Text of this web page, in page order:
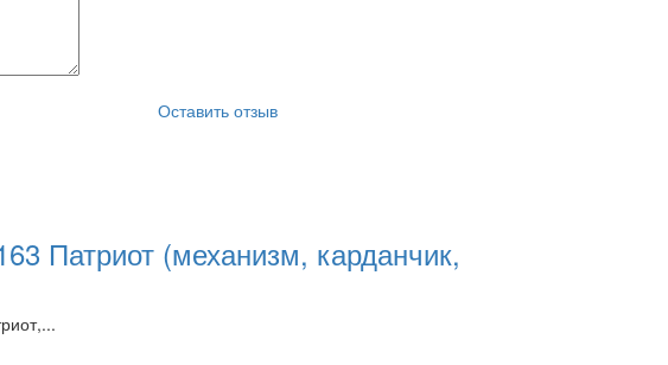
Оставить отзыв
Патриот (механизм, карданчик,